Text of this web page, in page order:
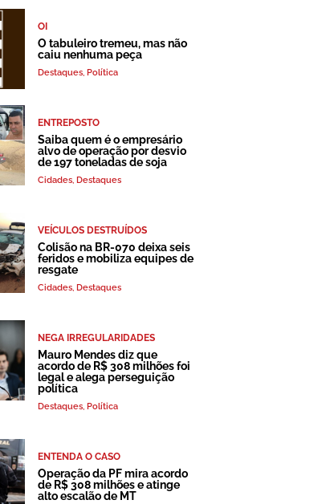
OI
O tabuleiro tremeu, mas não
caiu nenhuma peça
Destaques, Política
ENTREPOSTO
Saiba quem é o empresário
alvo de operação por desvio
de 197 toneladas de soja
Cidades, Destaques
VEÍCULOS DESTRUÍDOS
Colisão na BR-070 deixa seis
feridos e mobiliza equipes de
resgate
Cidades, Destaques
NEGA IRREGULARIDADES
Mauro Mendes diz que
acordo de R$ 308 milhões foi
legal e alega perseguição
política
Destaques, Política
ENTENDA O CASO
Operação da PF mira acordo
de R$ 308 milhões e atinge
alto escalão de MT